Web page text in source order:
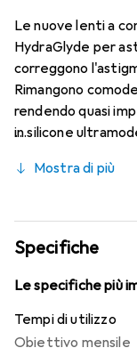
Le nuove lenti a
HydraGlyde per
correggono
Rimangono
rendendo quasi
in silicone
HydraGlyde
indossabilità che
interruzioni per
Mostra di più
Specifiche
Le specifiche più
Tempi di utilizzo
Obiettivo mensile